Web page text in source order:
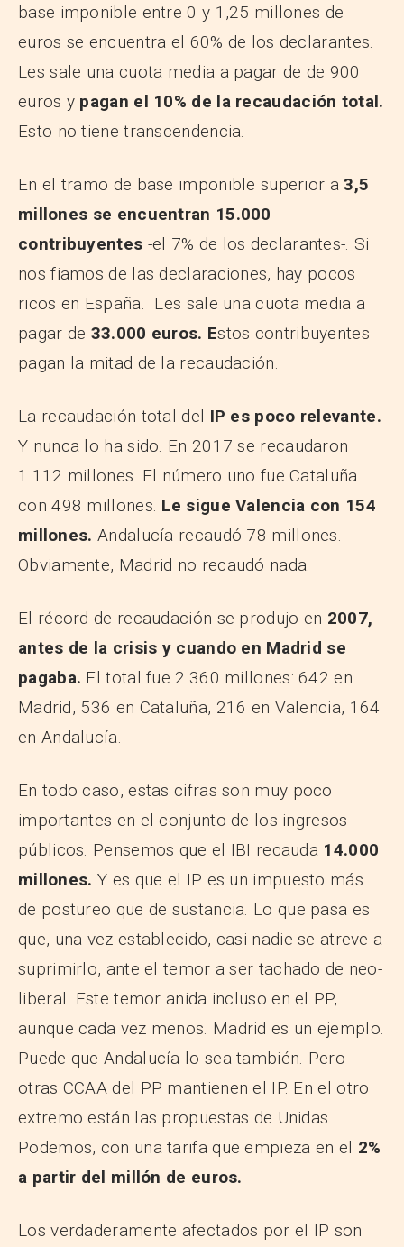
base imponible entre 0 y 1,25 millones de
euros se encuentra el 60% de los declarantes.
Les sale una cuota media a pagar de de 900
euros y pagan el 10% de la recaudación total.
Esto no tiene transcendencia.
En el tramo de base imponible superior a3,5
millones se encuentran 15.000
contribuyentes -el 7% de los declarantes-. Si
nos fiamos de las declaraciones, hay pocos
ricos en España. Les sale una cuota media a
pagar de 33.000 euros. Estos contribuyentes
pagan la mitad de la recaudación.
La recaudación total del IP es poco relevante.
Y nunca lo ha sido. En 2017 se recaudaron
1.112 millones. El número uno fue Cataluña
con 498 millones. Le sigue Valencia con 154
millones. Andalucía recaudó 78 millones.
Obviamente, Madrid no recaudó nada.
El récord de recaudación se produjo en 2007,
antes de la crisis y cuando en Madrid se
pagaba. El total fue 2.360 millones: 642 en
Madrid, 536 en Cataluña, 216 en Valencia, 164
en Andalucía.
En todo caso, estas cifras son muy poco
importantes en el conjunto de los ingresos
públicos. Pensemos que el IBI recauda 14.000
millones. Y es que el IP es un impuesto más
de postureo que de sustancia. Lo que pasa es
que, una vez establecido, casi nadie se atreve a
suprimirlo, ante el temor a ser tachado de neo-
liberal. Este temor anida incluso en el PP,
aunque cada vez menos. Madrid es un ejemplo.
Puede que Andalucía lo sea también. Pero
otras CCAA del PP mantienen el IP. En el otro
extremo están las propuestas de Unidas
Podemos, con una tarifa que empieza en el 2%
a partir del millón de euros.
Los verdaderamente afectados por el IP son